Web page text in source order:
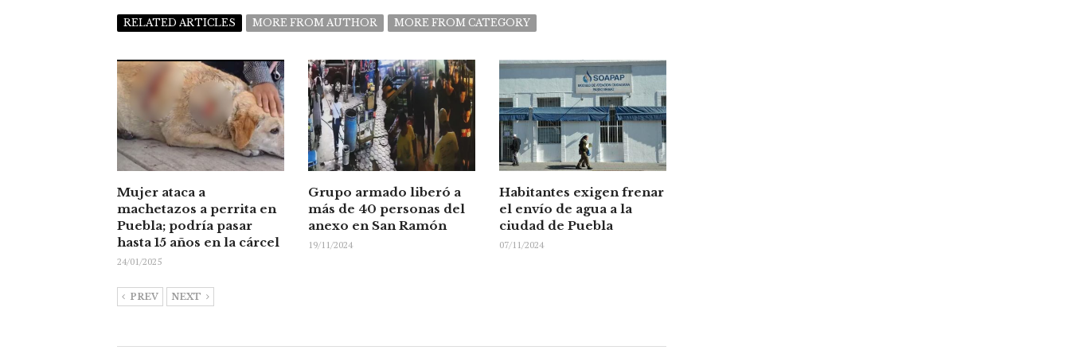
RELATED ARTICLES MORE FROM AUTHOR MORE FROM CATEGORY
Mujer ataca a
machetazos a perrita en
Puebla; podría pasar
hasta 15 años en la cárcel
24/01/2025
Grupo armado liberó a
más de 40 personas del
anexo en San Ramón
19/11/2024
Habitantes exigen frenar
el envío de agua a la
ciudad de Puebla
07/11/2024
PREV NEXT